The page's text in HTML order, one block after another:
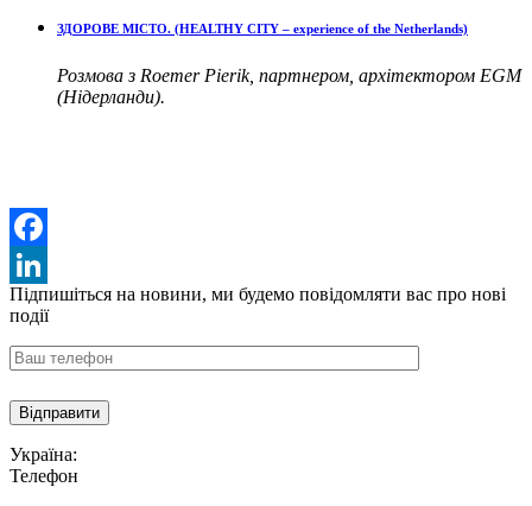
ЗДОРОВЕ МІСТО. (HEALTHY CITY – experience of the Netherlands)
Розмова з Roemer Pierik, партнером, архітектором EGM
(Нідерланди).
Facebook
LinkedIn
Підпишіться на новини, ми будемо повідомляти вас про нові
події
Україна:
Телефон